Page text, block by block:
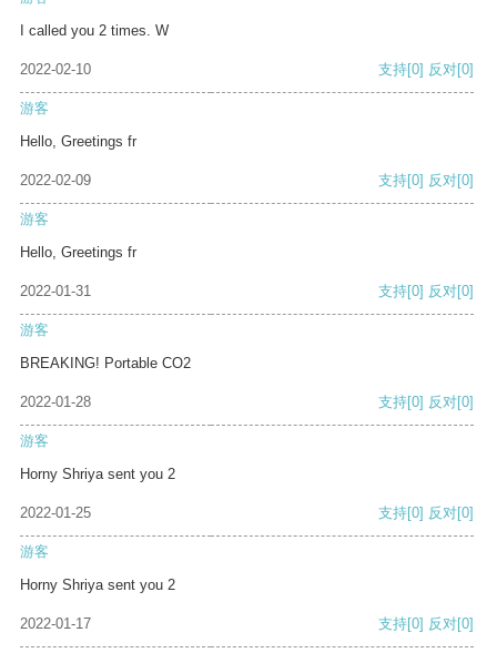
I called you 2 times. W
2022-02-10 支持[0] 反对[0]
游客
Hello, Greetings fr
2022-02-09 支持[0] 反对[0]
游客
Hello, Greetings fr
2022-01-31 支持[0] 反对[0]
游客
BREAKING! Portable CO2
2022-01-28 支持[0] 反对[0]
游客
Horny Shriya sent you 2
2022-01-25 支持[0] 反对[0]
游客
Horny Shriya sent you 2
2022-01-17 支持[0] 反对[0]